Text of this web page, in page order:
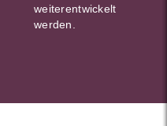
weiterentwickelt
werden.